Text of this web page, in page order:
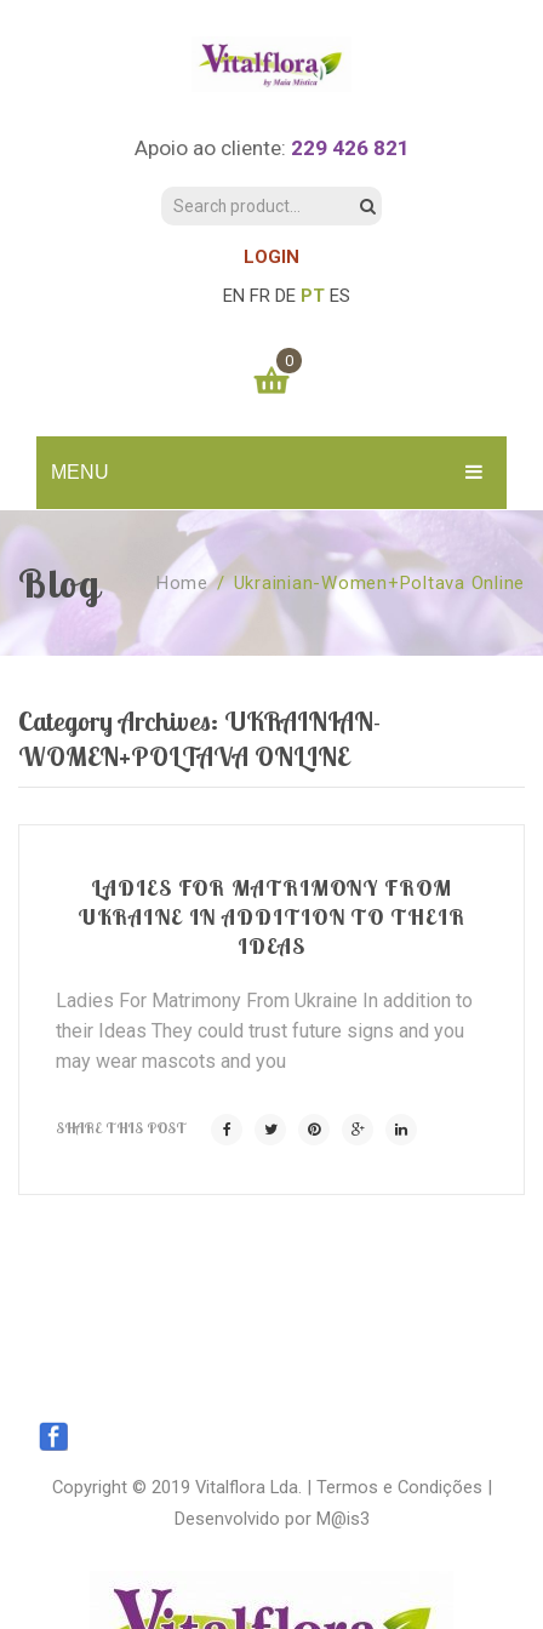
Apoio ao cliente: 229 426 821
LOGIN
EN FR DE PT ES
MENU
SOBRE NÓS
Quem Somos
Publicações
Faqs
CURSOS
Marcação Online
Florais St. Germain
Curso Barras Access
Workshops – Agenda
CONSULTAS
Florais Sant Germain
Acces Facelifit
Processos corporais
SHOP
Bom coração
Livros
0
You have no items in your shopping cart
SUBTOTAL: 0.00€
Blog Home / Ukrainian-Women+poltava Online
Category Archives: UKRAINIAN-
WOMEN+POLTAVA ONLINE
LADIES FOR MATRIMONY FROM
UKRAINE IN ADDITION TO THEIR
IDEAS
Ladies For Matrimony From Ukraine In addition to
their Ideas They could trust future signs and you
may wear mascots and you
SHARE THIS POST
Copyright © 2019 Vitalflora Lda. | Termos e Condições |
Desenvolvido por M@is3